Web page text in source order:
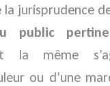
la jurisprudence
public
la même
ou d’une